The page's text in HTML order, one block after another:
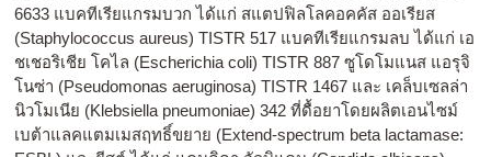
6633 แบคทีเรียแกรมบวก ได้แก่ สแตปฟิลโลคอคคัส ออเรียส
(Staphylococcus aureus) TISTR 517 แบคทีเรียแกรมลบ ได้แก่ เอ
ชเชอริเชีย โคไล (Escherichia coli) TISTR 887 ซูโดโมแนส แอรุจิ
โนซ่า (Pseudomonas aeruginosa) TISTR 1467 และ เคล็บเซลล่า
นิวโมเนีย (Klebsiella pneumoniae) 342 ที่ดื้อยาโดยผลิตเอนไซม์
เบต้าแลคแตมเมสฤทธิ์ขยาย (Extend-spectrum beta lactamase: